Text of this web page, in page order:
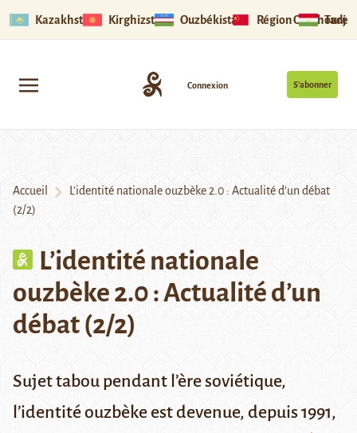
Kazakhstan Kirghizstan Ouzbékistan Région Ouïghoure
S’abonner
Connexion
Accueil
L’identité nationale ouzbèke 2.0 : Actualité d’un débat
(2/2)
L’identité nationale
ouzbèke 2.0 : Actualité d’un
débat (2/2)
Sujet tabou pendant l’ère soviétique,
l’identité ouzbèke est devenue, depuis 1991,